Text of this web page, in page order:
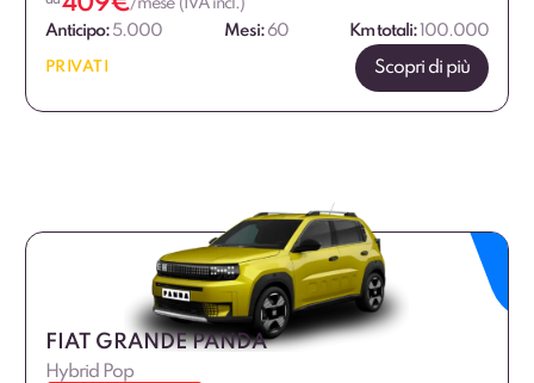
/mese (IVA incl.)
Anticipo: 5.000 Mesi: 60 Km totali: 100.000
PRIVATI Scopri di più
FIAT GRANDE PANDA
Hybrid Pop